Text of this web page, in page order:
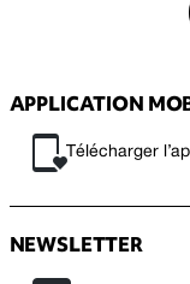
APPLICATION
Télécharger
NEWSLETTER